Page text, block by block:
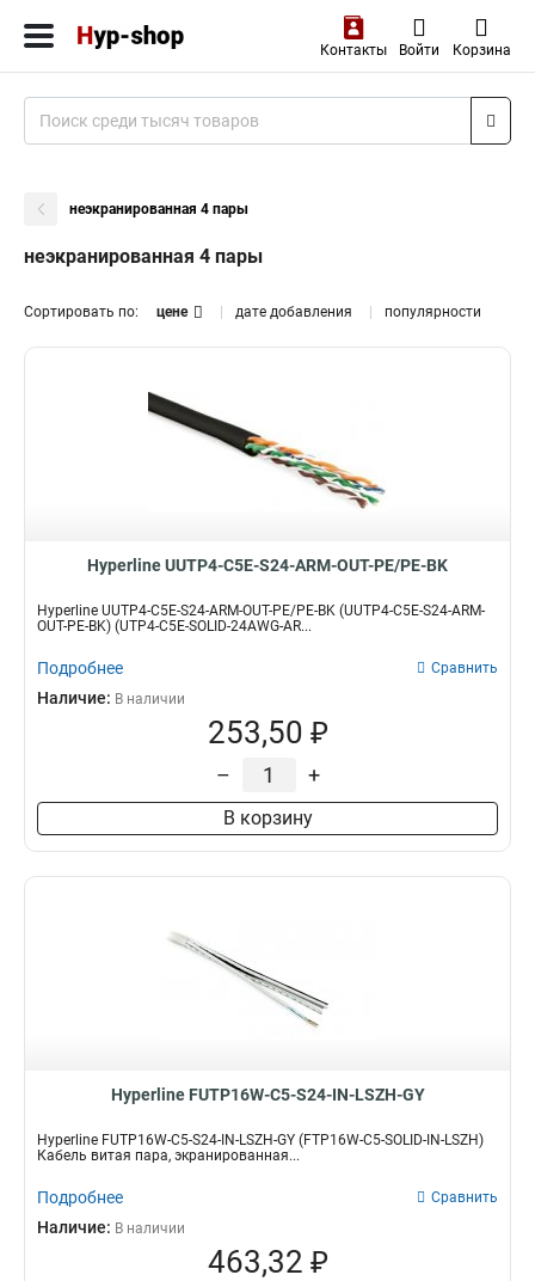
Контакты Войти Корзина
неэкранированная 4 пары
неэкранированная 4 пары
Сортировать по: цене дате добавления популярности
Hyperline UUTP4-C5E-S24-ARM-OUT-PE/PE-BK
Hyperline UUTP4-C5E-S24-ARM-OUT-PE/PE-BK (UUTP4-C5E-S24-ARM-
OUT-PE-BK) (UTP4-C5E-SOLID-24AWG-AR...
Подробнее Сравнить
Наличие: В наличии
253,50 ₽
– +
В корзину
Hyperline FUTP16W-C5-S24-IN-LSZH-GY
Hyperline FUTP16W-C5-S24-IN-LSZH-GY (FTP16W-C5-SOLID-IN-LSZH)
Кабель витая пара, экранированная...
Подробнее Сравнить
Наличие: В наличии
463,32 ₽